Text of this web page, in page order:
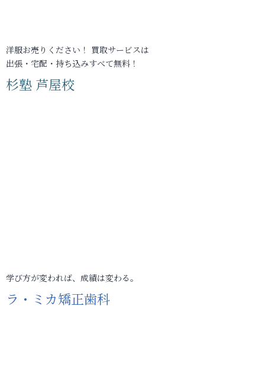
洋服お売りください！ 買取サービスは
出張・宅配・持ち込みすべて無料！
杉塾 芦屋校
学び方が変われば、成績は変わる。
ラ・ミカ矯正歯科